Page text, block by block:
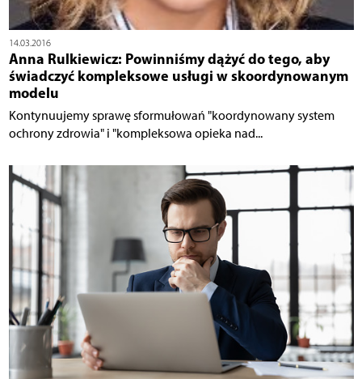
14.03.2016
Anna Rulkiewicz: Powinniśmy dążyć do tego, aby
świadczyć kompleksowe usługi w skoordynowanym
modelu
Kontynuujemy sprawę sformułowań "koordynowany system
ochrony zdrowia" i "kompleksowa opieka nad...